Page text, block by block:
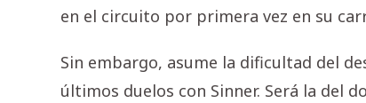
en el circuito por primera vez en su
Sin embargo, asume la dificultad del
últimos duelos con Sinner. Será la del